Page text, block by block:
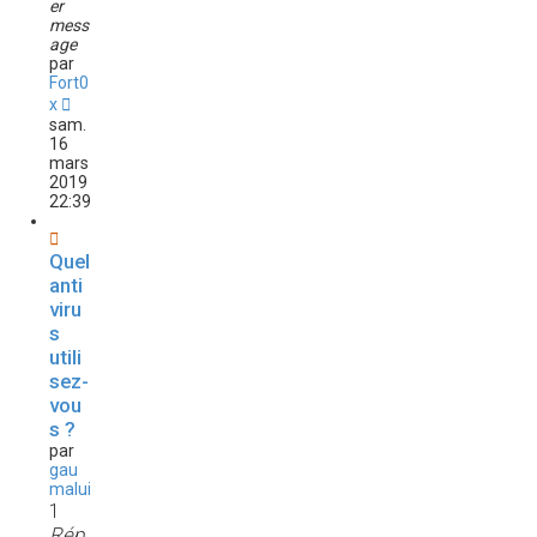
er
mess
age
par
Fort0
x
sam.
16
mars
2019
22:39
Quel
anti
viru
s
utili
sez-
vou
s ?
par
gau
malui
1